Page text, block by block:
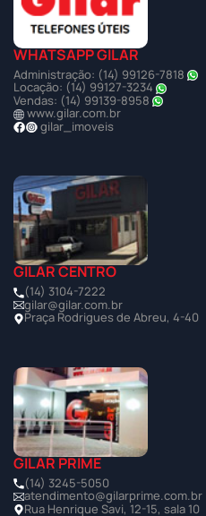
WHATSAPP GILAR
Administração: (14) 99126-7818
Locação: (14) 99127-3234
Vendas: (14) 99139-8958
www.gilar.com.br
gilar_imoveis
GILAR CENTRO
(14) 3104-7222
gilar@gilar.com.br
Praça Rodrigues de Abreu, 4-40
GILAR PRIME
(14) 3245-5050
atendimento@gilarprime.com.br
Rua Henrique Savi, 12-15, sala 10